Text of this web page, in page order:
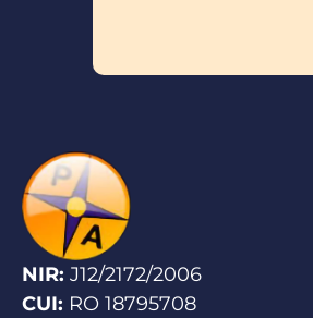
NIR: J12/2172/2006
CUI: RO 18795708